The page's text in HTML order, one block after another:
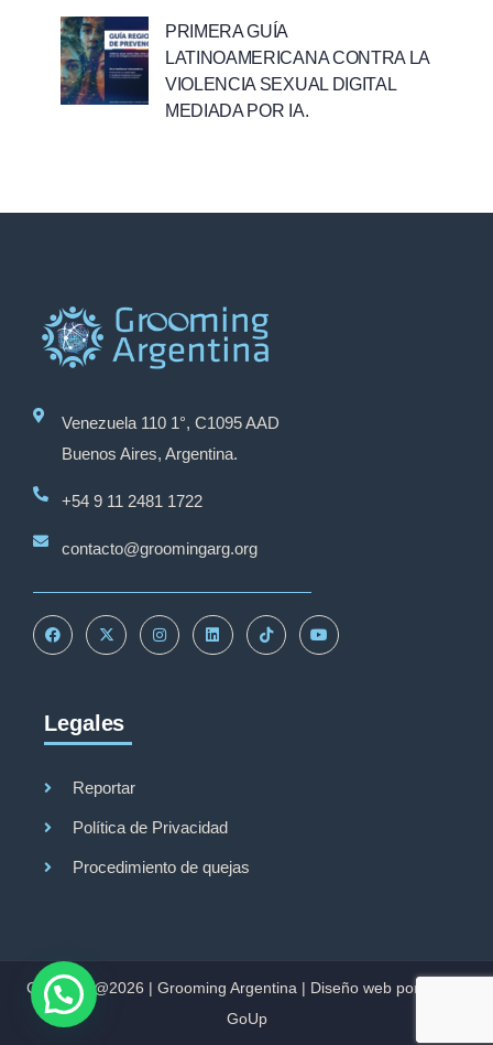
PRIMERA GUÍA
LATINOAMERICANA CONTRA LA
VIOLENCIA SEXUAL DIGITAL
MEDIADA POR IA.
Venezuela 110 1°, C1095 AAD
Buenos Aires, Argentina.
+54 9 11 2481 1722
contacto@groomingarg.org
Legales
Reportar
Política de Privacidad
Procedimiento de quejas
Copyright@2026 | Grooming Argentina | Diseño web por Studio
GoUp